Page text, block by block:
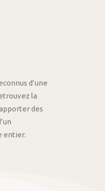
d’une
la
des
entier.